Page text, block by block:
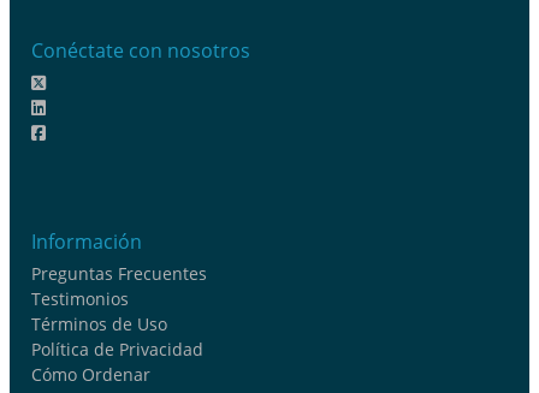
Conéctate con nosotros
Información
Preguntas Frecuentes
Testimonios
Términos de Uso
Política de Privacidad
Cómo Ordenar